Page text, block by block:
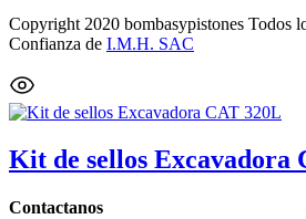
Copyright 2020 bombasypistones Todos
Confianza de I.M.H. SAC
Kit de sellos Excavadora
Contactanos